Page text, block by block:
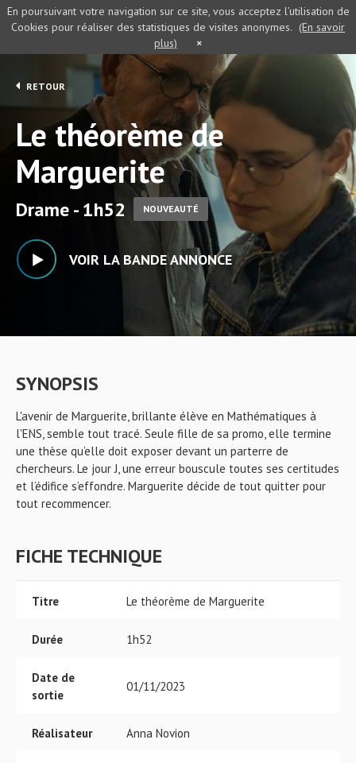
RETOUR
Le théorème de
Marguerite
Drame - 1h52 NOUVEAUTÉ
VOIR LA BANDE ANNONCE
SYNOPSIS
L'avenir de Marguerite, brillante élève en Mathématiques à
l'ENS, semble tout tracé. Seule fille de sa promo, elle termine
une thèse qu’elle doit exposer devant un parterre de
chercheurs. Le jour J, une erreur bouscule toutes ses certitudes
et l’édifice s’effondre. Marguerite décide de tout quitter pour
tout recommencer.
FICHE TECHNIQUE
Titre Le théorème de Marguerite
Durée 1h52
Date de
sortie
01/11/2023
Réalisateur Anna Novion
En poursuivant votre navigation sur ce site, vous acceptez l’utilisation de
Cookies pour réaliser des statistiques de visites anonymes. (En savoir
plus)
×